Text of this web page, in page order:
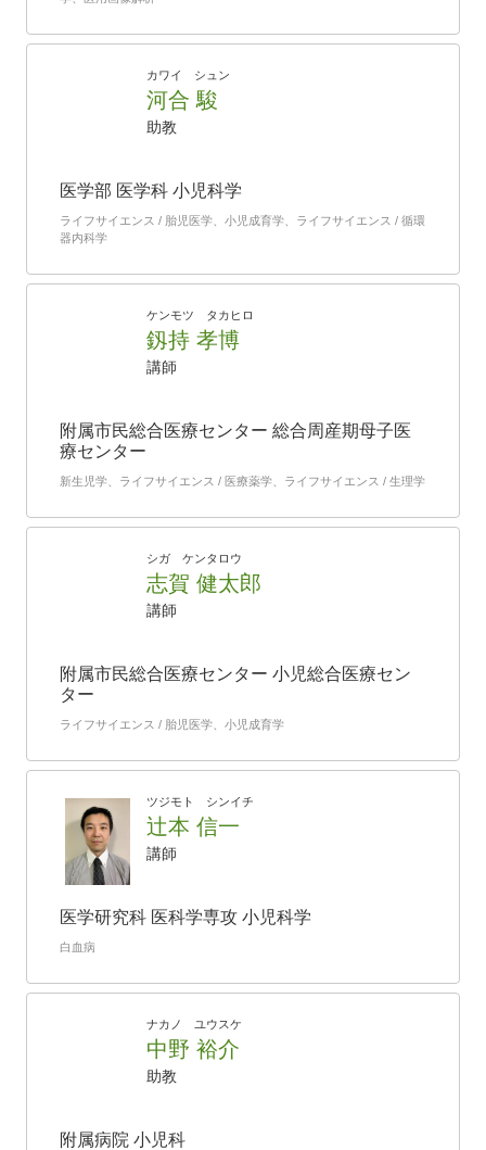
カワイ シュン
河合 駿
助教
医学部 医学科 小児科学
ライフサイエンス / 胎児医学、小児成育学、ライフサイエンス / 循環
器内科学
ケンモツ タカヒロ
釼持 孝博
講師
附属市民総合医療センター 総合周産期母子医
療センター
新生児学、ライフサイエンス / 医療薬学、ライフサイエンス / 生理学
シガ ケンタロウ
志賀 健太郎
講師
附属市民総合医療センター 小児総合医療セン
ター
ライフサイエンス / 胎児医学、小児成育学
ツジモト シンイチ
辻本 信一
講師
医学研究科 医科学専攻 小児科学
白血病
ナカノ ユウスケ
中野 裕介
助教
附属病院 小児科